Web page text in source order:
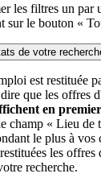
les filtres un par
sur le bouton «
de votre
est restituée
que les offres
en premier
champ « Lieu de
le plus à vos
les
recherche.